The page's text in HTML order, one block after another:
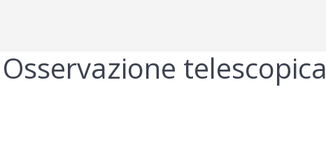
Osservazione telescopica